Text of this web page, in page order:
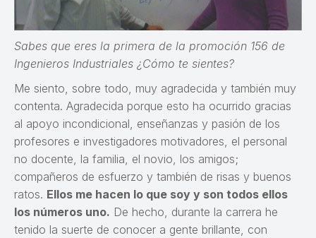
Sabes que eres la primera de la promoción 156 de
Ingenieros Industriales ¿Cómo te sientes?
Me siento, sobre todo, muy agradecida y también muy
contenta. Agradecida porque esto ha ocurrido gracias
al apoyo incondicional, enseñanzas y pasión de los
profesores e investigadores motivadores, el personal
no docente, la familia, el novio, los amigos;
compañeros de esfuerzo y también de risas y buenos
ratos. Ellos me hacen lo que soy y son todos ellos
los números uno. De hecho, durante la carrera he
tenido la suerte de conocer a gente brillante, con